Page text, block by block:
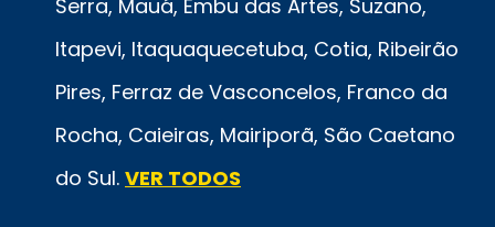
Serra, Mauá, Embu das Artes, Suzano,
Itapevi, Itaquaquecetuba, Cotia, Ribeirão
Pires, Ferraz de Vasconcelos, Franco da
Rocha, Caieiras, Mairiporã, São Caetano
do Sul. VER TODOS